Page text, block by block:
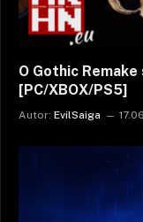
O Gothic
[PC/XBOX/PS5]
Autor: EvilSaiga